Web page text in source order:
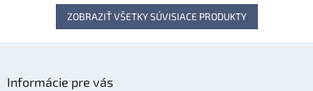
ZOBRAZIŤ VŠETKY SÚVISIACE PRODUKTY
Informácie pre vás